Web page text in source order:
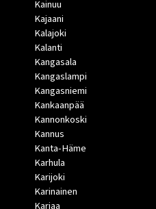
Kainuu
Kajaani
Kalajoki
Kalanti
Kangasala
Kangaslampi
Kangasniemi
Kankaanpää
Kannonkoski
Kannus
Kanta-Häme
Karhula
Karijoki
Karinainen